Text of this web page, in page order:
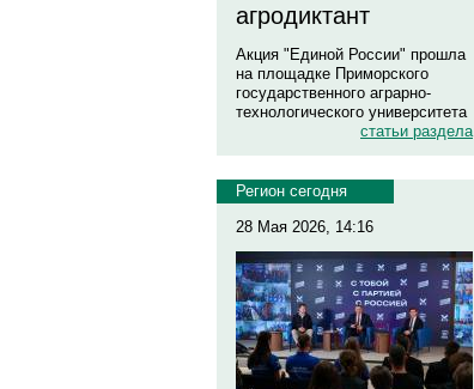
агродиктант
Акция "Единой России" прошла
на площадке Приморского
государственного аграрно-
технологического университета
статьи раздела
Регион сегодня
28 Мая 2026, 14:16